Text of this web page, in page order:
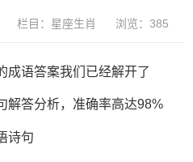
栏目： 星座生肖 浏览：385
成语答案我们已经解开了
解答分析，准确率高达98%
诗句